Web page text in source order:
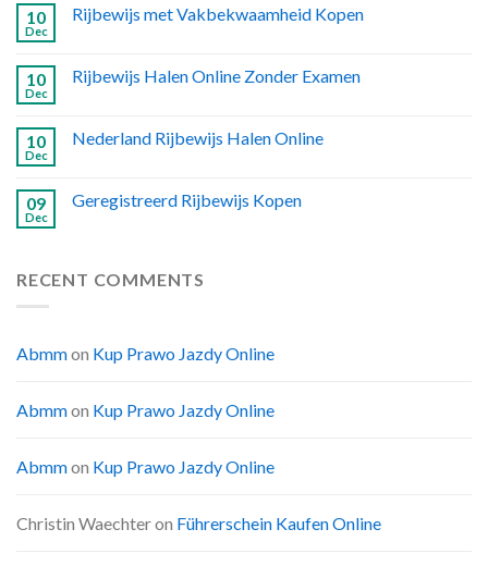
10
Dec
Rijbewijs met Vakbekwaamheid Kopen
10
Dec
Rijbewijs Halen Online Zonder Examen
10
Dec
Nederland Rijbewijs Halen Online
09
Dec
Geregistreerd Rijbewijs Kopen
RECENT COMMENTS
Abmmon Kup Prawo Jazdy Online
Abmmon Kup Prawo Jazdy Online
Abmmon Kup Prawo Jazdy Online
Christin Waechteron Führerschein Kaufen Online